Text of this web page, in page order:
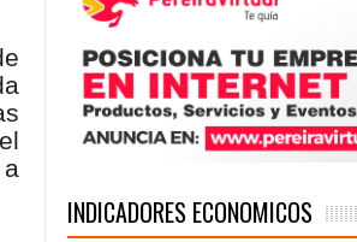
INDICADORES ECONOMICOS